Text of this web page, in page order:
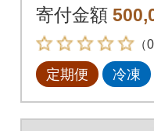
寄付金額
（0
定期便 冷凍